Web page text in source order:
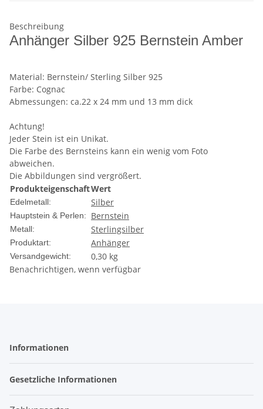
Beschreibung
Anhänger Silber 925 Bernstein Amber
Material: Bernstein/ Sterling Silber 925
Farbe: Cognac
Abmessungen: ca.22 x 24 mm und 13 mm dick
Achtung!
Jeder Stein ist ein Unikat.
Die Farbe des Bernsteins kann ein wenig vom Foto
abweichen.
Die Abbildungen sind vergrößert.
ProdukteigenschaftWert
Edelmetall: Silber
Hauptstein & Perlen: Bernstein
Metall: Sterlingsilber
Produktart: Anhänger
Versandgewicht:
0,30 kg
Benachrichtigen, wenn verfügbar
Informationen
Gesetzliche Informationen